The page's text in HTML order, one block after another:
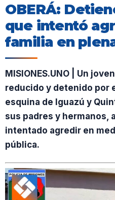
OBERÁ:
que intentó
familia en
MISIONES.UNO | Un
reducido y detenido por
esquina de Iguazú y
sus padres y hermanos,
intentado agredir en
pública.